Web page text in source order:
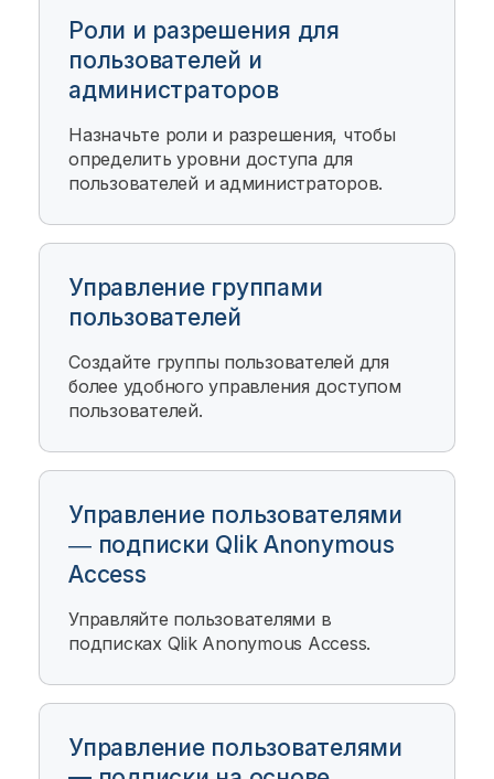
Роли и разрешения для
пользователей и
администраторов
Назначьте роли и разрешения, чтобы
определить уровни доступа для
пользователей и администраторов.
Управление группами
пользователей
Создайте группы пользователей для
более удобного управления доступом
пользователей.
Управление пользователями
― подписки Qlik Anonymous
Access
Управляйте пользователями в
подписках Qlik Anonymous Access.
Управление пользователями